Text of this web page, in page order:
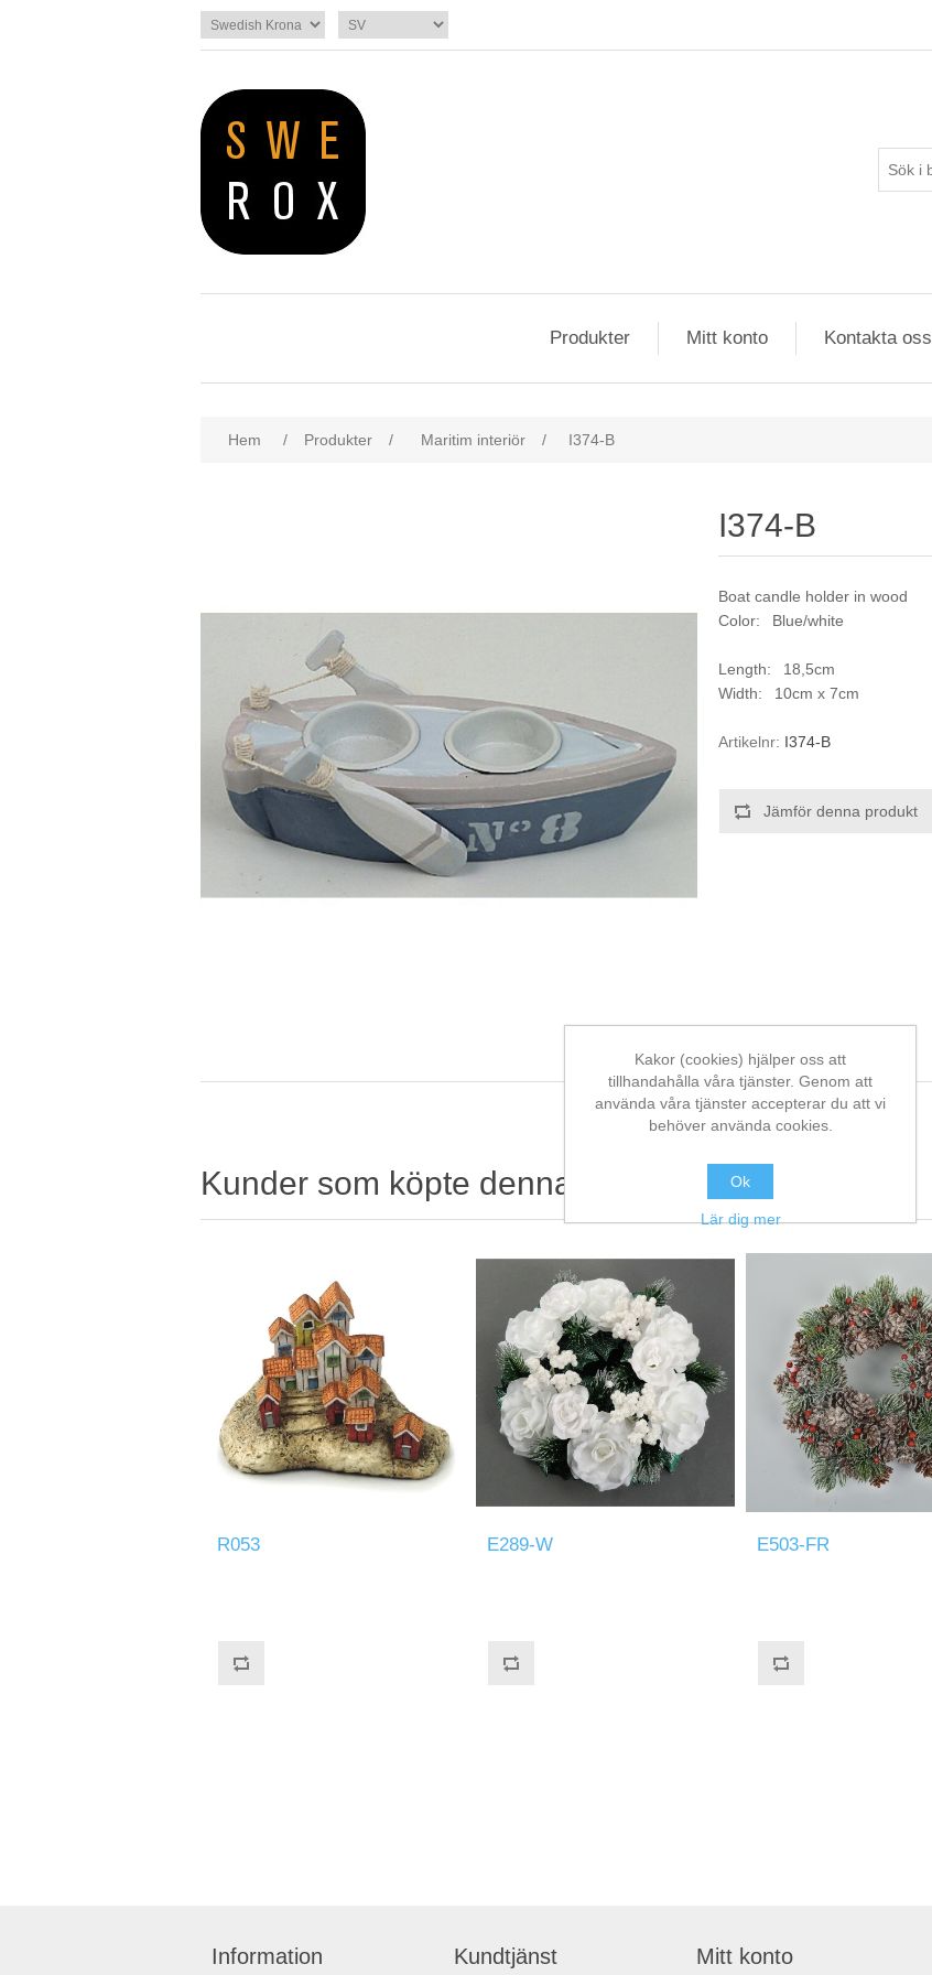
Produkter Mitt konto Kontakta oss
Hem / Produkter / Maritim interiör / I374-B
I374-B
Boat candle holder in wood
Color: Blue/white
Length: 18,5cm
Width: 10cm x 7cm
Artikelnr: I374-B
Jämför denna produkt
Kunder som köpte denna köpte också
R053 E289-W E503-FR
Information Kundtjänst Mitt konto
Kakor (cookies) hjälper oss att
tillhandahålla våra tjänster. Genom att
använda våra tjänster accepterar du att vi
behöver använda cookies.
Ok
Lär dig mer